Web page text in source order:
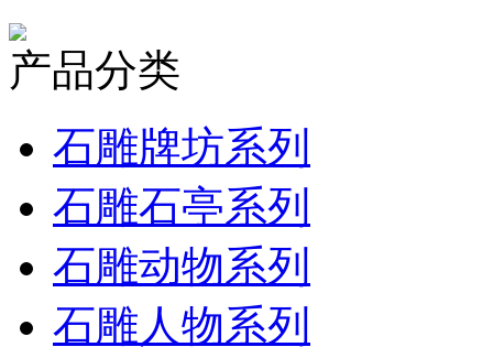
产品分类
石雕牌坊系列
石雕石亭系列
石雕动物系列
石雕人物系列